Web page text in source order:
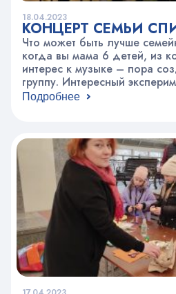
18.04.2023
КОНЦЕРТ СЕМЬИ
Что может быть лучше
когда вы мама 6 детей, из
интерес к музыке – пора
группу. Интересный
Спиридоновых: Таисия,
руководством и
Николаевны Катерисовой,
эстрадной и авторской
Подробнее